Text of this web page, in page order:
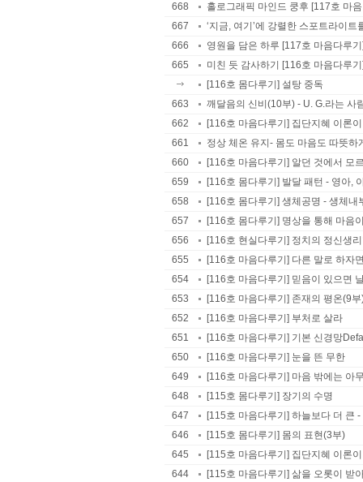
668
홀로그래픽 마인드 쿵후 [117호 마
667
‘지금, 여기’에 강렬한 스포트라이
666
영원을 담은 하루 [117호 마음다루
665
미친 듯 감사하기 [116호 마음다루
[116호 몸다루기] 설탕 중독
663
깨달음의 신비(10부) - U. G.라는 사
662
[116호 마음다루기] 집단지혜 이론
661
정상 체온 유지- 몸도 마음도 따뜻
660
[116호 마음다루기] 알던 것에서 모
659
[116호 몸다루기] 발달 패턴 - 영아,
658
[116호 몸다루기] 생체공명 - 생체내
657
[116호 몸다루기] 명상을 통해 마음
656
[116호 현실다루기] 정치의 정신생
655
[116호 마음다루기] 다른 말로 하자
654
[116호 마음다루기] 믿음이 있으면
653
[116호 마음다루기] 존재의 평온(9
652
[116호 마음다루기] 부처로 살라
651
[116호 마음다루기] 기본 신경망
650
[116호 마음다루기] 눈을 뜬 무한
649
[116호 마음다루기] 마음 밖에는 아
648
[115호 몸다루기] 장기의 수명
647
[115호 마음다루기] 하늘보다 더 큰
646
[115호 몸다루기] 몸의 표현(3부)
645
[115호 마음다루기] 집단지혜 이론
644
[115호 마음다루기] 삶을 오롯이 받